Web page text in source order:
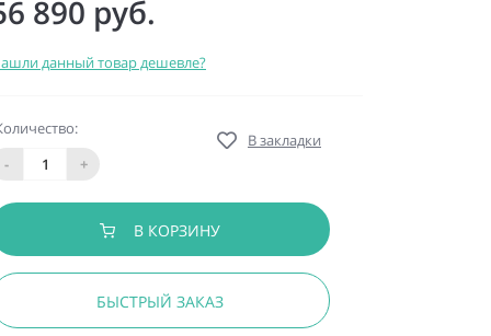
890 руб.
данный товар дешевле?
-
+
В закладки
В КОРЗИНУ
БЫСТРЫЙ ЗАКАЗ